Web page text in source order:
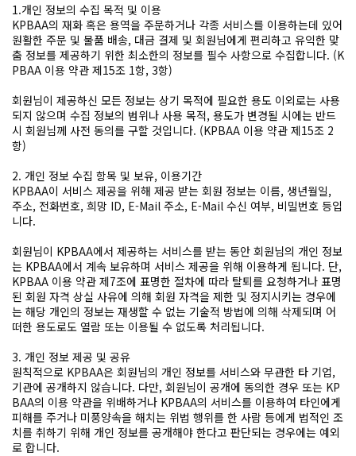
1.개인 정보의 수집 목적 및 이용
KPBAA의 재화 혹은 용역을 주문하거나 각종 서비스를 이용하는데 있어
원활한 주문 및 물품 배송, 대금 결제 및 회원님에게 편리하고 유익한 맞
춤 정보를 제공하기 위한 최소한의 정보를 필수 사항으로 수집합니다. (K
PBAA 이용 약관 제15조 1항, 3항)
회원님이 제공하신 모든 정보는 상기 목적에 필요한 용도 이외로는 사용
되지 않으며 수집 정보의 범위나 사용 목적, 용도가 변경될 시에는 반드
시 회원님께 사전 동의를 구할 것입니다. (KPBAA 이용 약관 제15조 2
항)
2. 개인 정보 수집 항목 및 보유, 이용기간
KPBAA이 서비스 제공을 위해 제공 받는 회원 정보는 이름, 생년월일,
주소, 전화번호, 희망 ID, E-Mail 주소, E-Mail 수신 여부, 비밀번호 등입
니다.
회원님이 KPBAA에서 제공하는 서비스를 받는 동안 회원님의 개인 정보
는 KPBAA에서 계속 보유하며 서비스 제공을 위해 이용하게 됩니다. 단,
KPBAA 이용 약관 제7조에 표명한 절차에 따라 탈퇴를 요청하거나 표명
된 회원 자격 상실 사유에 의해 회원 자격을 제한 및 정지시키는 경우에
는 해당 개인의 정보는 재생할 수 없는 기술적 방법에 의해 삭제되며 어
떠한 용도로도 열람 또는 이용될 수 없도록 처리됩니다.
3. 개인 정보 제공 및 공유
원칙적으로 KPBAA은 회원님의 개인 정보를 서비스와 무관한 타 기업,
기관에 공개하지 않습니다. 다만, 회원님이 공개에 동의한 경우 또는 KP
BAA의 이용 약관을 위배하거나 KPBAA의 서비스를 이용하여 타인에게
피해를 주거나 미풍양속을 해치는 위법 행위를 한 사람 등에게 법적인 조
치를 취하기 위해 개인 정보를 공개해야 한다고 판단되는 경우에는 예외
로 합니다.